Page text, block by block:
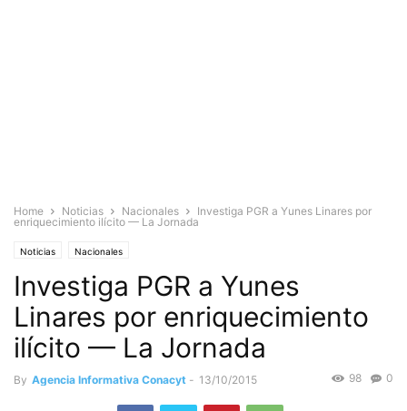
Home Noticias Nacionales
Investiga PGR a Yunes Linares por
enriquecimiento ilícito — La Jornada
Noticias Nacionales
Investiga PGR a Yunes
Linares por enriquecimiento
ilícito — La Jornada
By Agencia Informativa Conacyt - 13/10/2015 0
98